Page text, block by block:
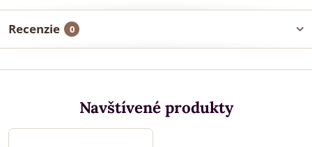
Recenzie 0
Navštívené produkty